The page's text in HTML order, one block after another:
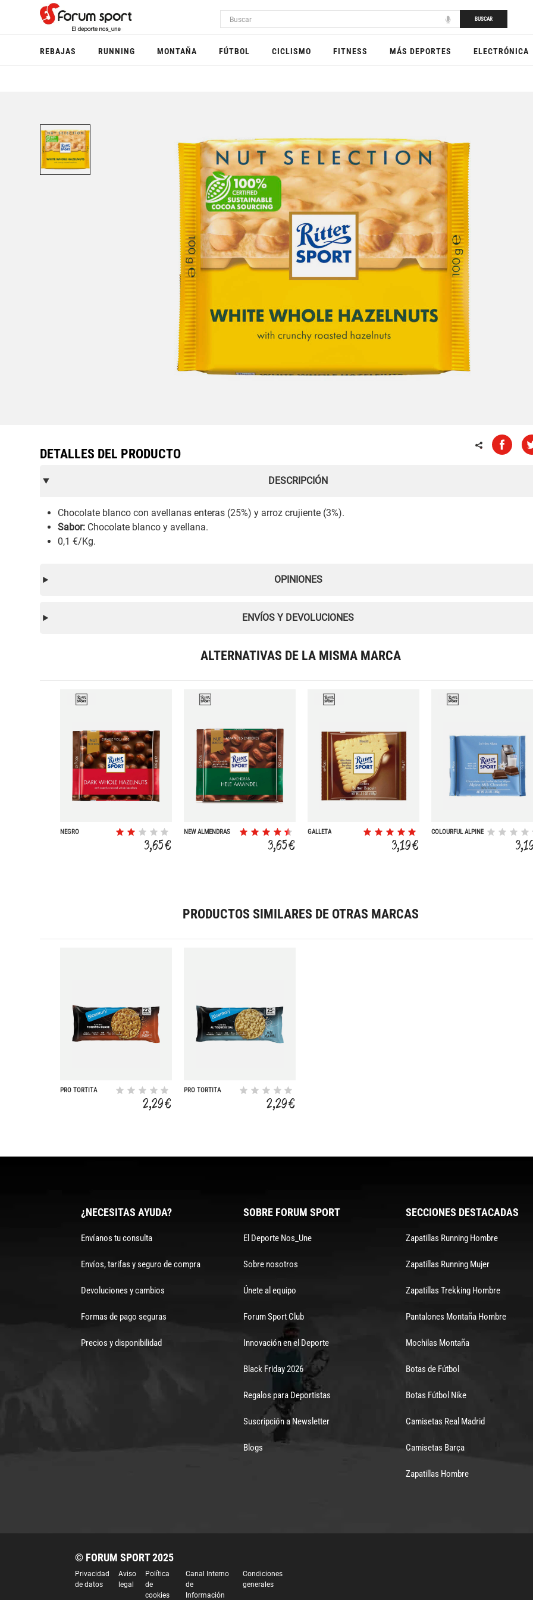
BUSCAR
REBAJAS RUNNING MONTAÑA FÚTBOL CICLISMO FITNESS MÁS DEPORTES ELECTRÓNICA
DETALLES DEL PRODUCTO
DESCRIPCIÓN
Chocolate blanco con avellanas enteras (25%) y arroz crujiente (3%).
Sabor: Chocolate blanco y avellana.
0,1 €/Kg.
OPINIONES
ENVÍOS Y DEVOLUCIONES
ALTERNATIVAS DE LA MISMA MARCA
NEGRO
3,65 €
NEW ALMENDRAS
3,65 €
GALLETA
3,19 €
COLOURFUL ALPINE
PRODUCTOS SIMILARES DE OTRAS MARCAS
PRO TORTITA
2,29 €
PRO TORTITA
2,29 €
¿NECESITAS AYUDA?
Envíanos tu consulta
Envíos, tarifas y seguro de compra
Devoluciones y cambios
Formas de pago seguras
Precios y disponibilidad
SOBRE FORUM SPORT
El Deporte Nos_Une
Sobre nosotros
Únete al equipo
Forum Sport Club
Innovación en el Deporte
Black Friday 2026
Regalos para Deportistas
Suscripción a Newsletter
Blogs
SECCIONES DESTACADAS
Zapatillas Running Hombre
Zapatillas Running Mujer
Zapatillas Trekking Hombre
Pantalones Montaña Hombre
Mochilas Montaña
Botas de Fútbol
Botas Fútbol Nike
Camisetas Real Madrid
Camisetas Barça
Zapatillas Hombre
© FORUM SPORT 2025
Privacidad
de datos
Aviso
legal
Política
de
cookies
Canal Interno
de
Información
Condiciones
generales